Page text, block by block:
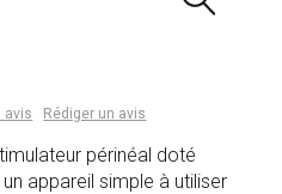
avis Rédiger un avis
périnéal doté
un appareil simple à utiliser